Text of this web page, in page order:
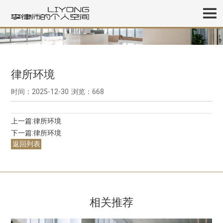
律所环境
时间：2025-12-30 浏览：668
上一篇:律所环境
下一篇:律所环境
返回列表
相关推荐